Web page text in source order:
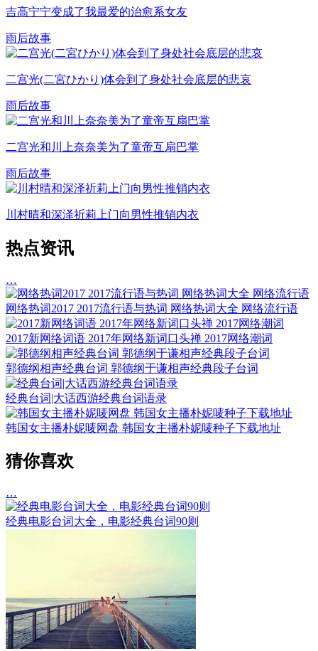
吉高宁宁变成了我最爱的治愈系女友
雨后故事
二宫光(二宮ひかり)体会到了身处社会底层的悲哀
雨后故事
二宫光和川上奈奈美为了童帝互扇巴掌
雨后故事
川村晴和深泽祈莉上门向男性推销内衣
热点资讯
…
网络热词2017 2017流行语与热词 网络热词大全 网络流行语
2017新网络词语 2017年网络新词口头禅 2017网络潮词
郭德纲相声经典台词 郭德纲于谦相声经典段子台词
经典台词|大话西游经典台词语录
韩国女主播朴妮唛网盘 韩国女主播朴妮唛种子下载地址
猜你喜欢
…
经典电影台词大全，电影经典台词90则